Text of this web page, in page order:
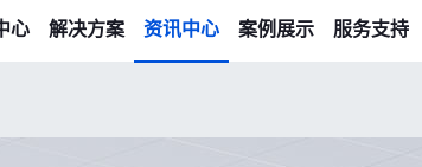
心 解决方案 资讯中心 案例展示 服务支持